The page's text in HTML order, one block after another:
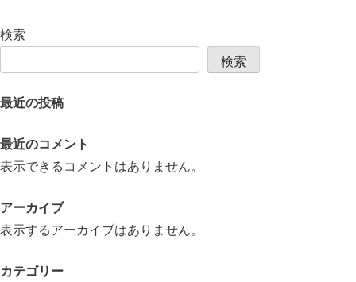
ナ
ー
ョ
ン
検索
検索
最近の投稿
最近のコメント
表示できるコメントはありません。
アーカイブ
表示するアーカイブはありません。
カテゴリー